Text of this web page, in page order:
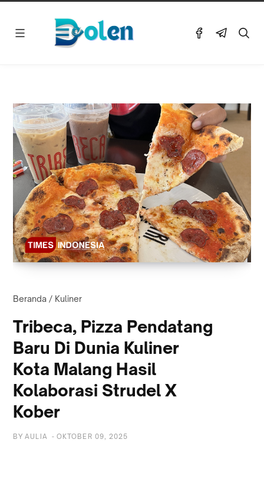
Beranda / Kuliner
Tribeca, Pizza Pendatang
Baru Di Dunia Kuliner
Kota Malang Hasil
Kolaborasi Strudel X
Kober
BY AULIA - OKTOBER 09, 2025